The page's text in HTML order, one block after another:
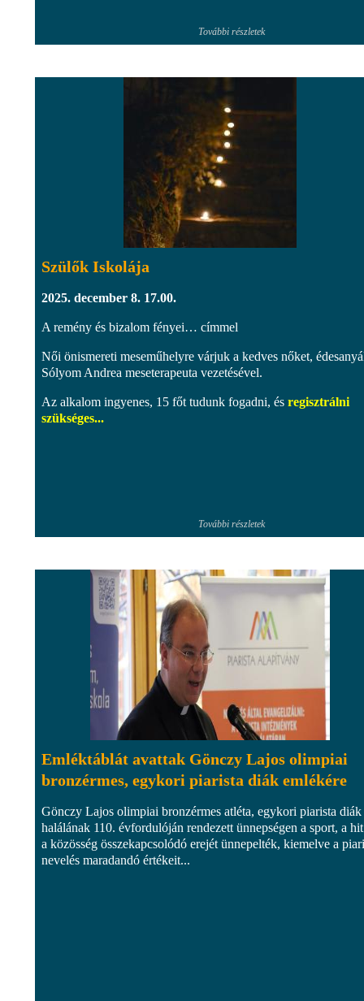
További részletek
Szülők Iskolája
2025. december 8. 17.00.
A remény és bizalom fényei… címmel
Női önismereti meseműhelyre várjuk a kedves nőket,
Sólyom Andrea meseterapeuta vezetésével.
Az alkalom ingyenes, 15 főt tudunk fogadni, és regisztrálni
szükséges...
További részletek
Emléktáblát avattak Gönczy Lajos olimpiai
bronzérmes, egykori piarista diák emlékére
Gönczy Lajos olimpiai bronzérmes atléta, egykori piarista diák
halálának 110. évfordulóján rendezett ünnepségen a sport, a
a közösség összekapcsolódó erejét ünnepelték, kiemelve a
nevelés maradandó értékeit...